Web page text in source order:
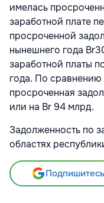
имелась
заработной плате
просроченной
нынешнего года
заработной платы
года. По сравнению
просроченная
или на Br 94 млрд.
Задолженность по
областях